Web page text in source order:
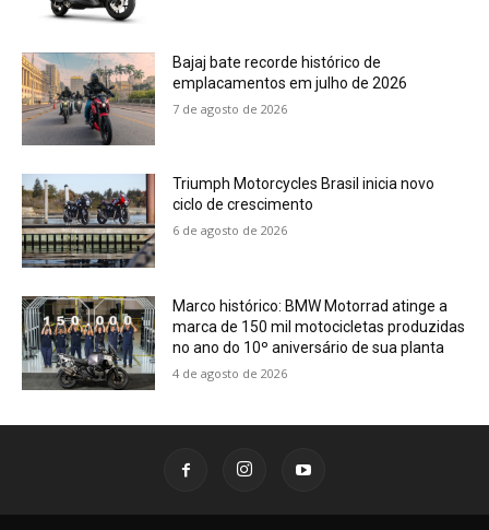
Bajaj bate recorde histórico de
emplacamentos em julho de 2026
7 de agosto de 2026
Triumph Motorcycles Brasil inicia novo
ciclo de crescimento
6 de agosto de 2026
Marco histórico: BMW Motorrad atinge a
marca de 150 mil motocicletas produzidas
no ano do 10º aniversário de sua planta
4 de agosto de 2026